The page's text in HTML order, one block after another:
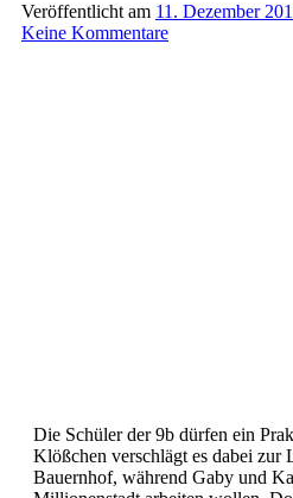
Koffer
Veröffentlicht am 11. Dezember
Keine Kommentare
Die Schüler der 9b dürfen ein
Klößchen verschlägt es dabei zur
Bauernhof, während Gaby und